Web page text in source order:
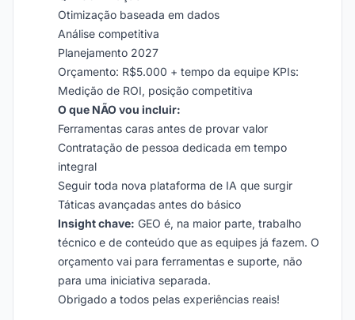
Otimização baseada em dados
Análise competitiva
Planejamento 2027
Orçamento: R$5.000 + tempo da equipe KPIs:
Medição de ROI, posição competitiva
O que NÃO vou incluir:
Ferramentas caras antes de provar valor
Contratação de pessoa dedicada em tempo
integral
Seguir toda nova plataforma de IA que surgir
Táticas avançadas antes do básico
Insight chave: GEO é, na maior parte, trabalho
técnico e de conteúdo que as equipes já fazem. O
orçamento vai para ferramentas e suporte, não
para uma iniciativa separada.
Obrigado a todos pelas experiências reais!